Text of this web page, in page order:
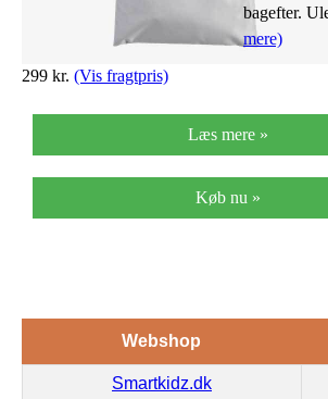
bagefter.
mere)
299 kr. (Vis fragtpris)
Læs mere »
Køb nu »
Webshop
Smartkidz.dk